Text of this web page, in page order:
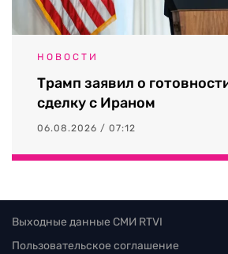
НОВОСТИ
Трамп заявил о
сделку с Ираном
06.08.2026 / 07:12
Выходные данные СМИ RTVI
Пользовательское соглашение